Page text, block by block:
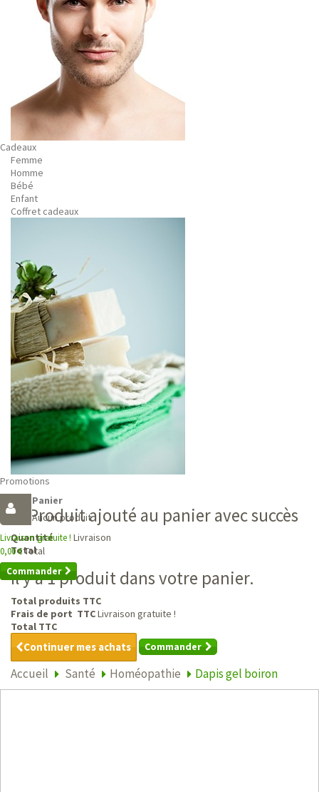
Cadeaux
Femme
Homme
Bébé
Enfant
Coffret cadeaux
Promotions
Panier
Aucun produit
Livraison gratuite ! Livraison
0,00 €Total
Commander
Produit ajouté au panier avec succès
Quantité
Total
Il y a 1 produit dans votre panier.
Total produits TTC
Frais de port TTCLivraison gratuite !
Total TTC
Continuer mes achats Commander
Accueil Santé Homéopathie Dapis gel boiron